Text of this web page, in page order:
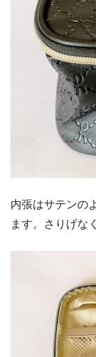
内張はサテンの
ます。さりげな